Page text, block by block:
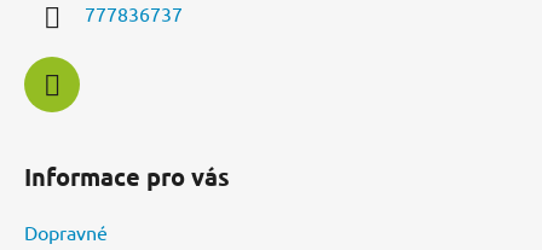
777836737
Informace pro vás
Dopravné